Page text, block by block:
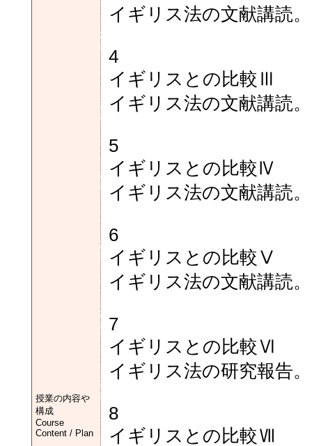
授業の内容や
構成
Course
Content / Plan
イギリス法の文献講読。
4
イギリスとの比較Ⅲ
イギリス法の文献講読。
5
イギリスとの比較Ⅳ
イギリス法の文献講読。
6
イギリスとの比較Ⅴ
イギリス法の文献講読。
7
イギリスとの比較Ⅵ
イギリス法の研究報告。
8
イギリスとの比較Ⅶ